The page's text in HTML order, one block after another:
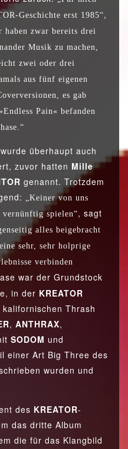
Geschichte erst 1985“,
haben zwar bereits drei
Musik zu machen,
zwei oder drei
aus fünf eigenen
es gab
Pain« befanden
überhaupt auch
zuvor hatten Mille
genannt. Trotzdem
„Keiner von uns
vernünftig spielen“, sagt
alles beigebracht
sehr, sehr holprige
verbinden
war der Grundstock
in der KREATOR
Thrash
, ANTHRAX,
SODOM und
einer Art Big Three des
wurden und
des KREATOR-
das dritte Album
die für das Klangbild